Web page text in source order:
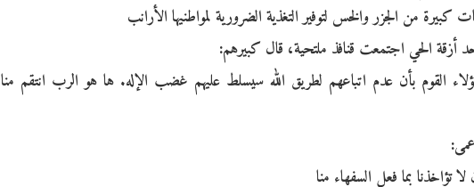
كبيرة من الجزر والخس لتوفير التغذية الضرورية لمواطنيها الأرانب
الحي اجتمعت قنافذ ملتحية، قال كبيرهم:
هؤلاء القوم بأن عدم اتباعهم لطريق الله سيسلط عليهم غضب الإله. ها هو الرب انتقم منا
تؤاخذنا بما فعل السفهاء منا